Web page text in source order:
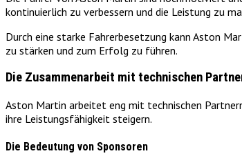
kontinuierlich zu verbessern und die Leistung zu
Durch eine starke Fahrerbesetzung kann Aston
zu stärken und zum Erfolg zu führen.
Die Zusammenarbeit mit technischen
Aston Martin arbeitet eng mit technischen
ihre Leistungsfähigkeit steigern.
Die Bedeutung von Sponsoren